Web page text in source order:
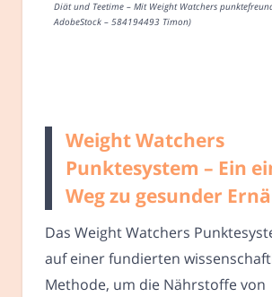
Diät und Teetime – Mit Weight Watchers
AdobeStock – 584194493 Timon)
Weight Watchers
Punktesystem – Ein
Weg zu gesunder
Das Weight Watchers
auf einer fundierten
Methode, um die Nährstoffe von